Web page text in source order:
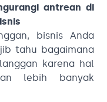
bisnis Anda
tahu bagaimana
karena hal
lebih banyak